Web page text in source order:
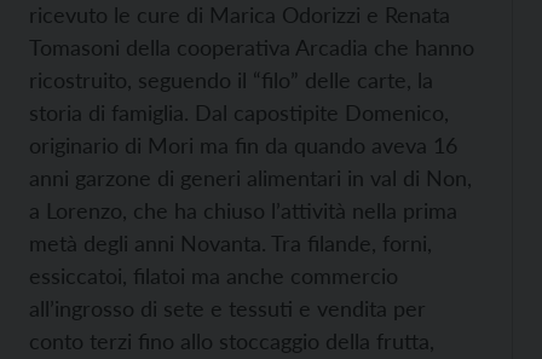
ricevuto le cure di Marica Odorizzi e Renata
Tomasoni della cooperativa Arcadia che hanno
ricostruito, seguendo il “filo” delle carte, la
storia di famiglia. Dal capostipite Domenico,
originario di Mori ma fin da quando aveva 16
anni garzone di generi alimentari in val di Non,
a Lorenzo, che ha chiuso l’attività nella prima
metà degli anni Novanta. Tra filande, forni,
essiccatoi, filatoi ma anche commercio
all’ingrosso di sete e tessuti e vendita per
conto terzi fino allo stoccaggio della frutta,